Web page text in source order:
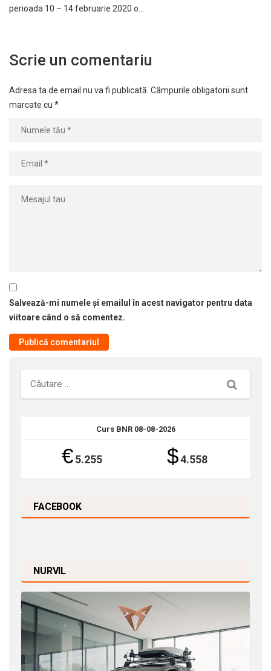
perioada 10 – 14 februarie 2020 o…
Scrie un comentariu
Adresa ta de email nu va fi publicată. Câmpurile obligatorii sunt
marcate cu *
Salvează-mi numele și emailul în acest navigator pentru data
viitoare când o să comentez.
Căutare
Curs BNR 08-08-2026
€5.255 $4.558
FACEBOOK
NURVIL